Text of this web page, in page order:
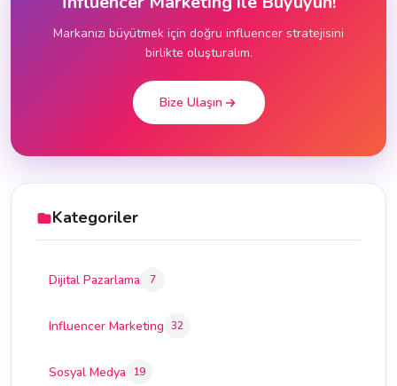
Markanızı büyütmek için doğru influencer stratejisini
birlikte oluşturalım.
Bize Ulaşın
Kategoriler
Dijital Pazarlama 7
Influencer Marketing 32
Sosyal Medya 19